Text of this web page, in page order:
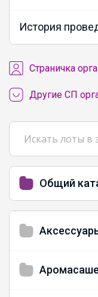
Общий
История
Cтраничка
Другие СП